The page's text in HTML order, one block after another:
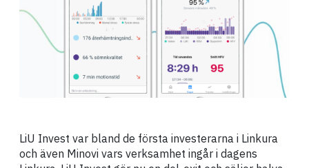
LiU Invest var bland de första investerarna i Linkura
och även Minovi vars verksamhet ingår i dagens